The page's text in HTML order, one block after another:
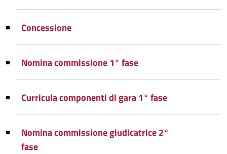
Concessione
Nomina commissione 1° fase
Curricula componenti di gara 1° fase
Nomina commissione giudicatrice 2°
fase